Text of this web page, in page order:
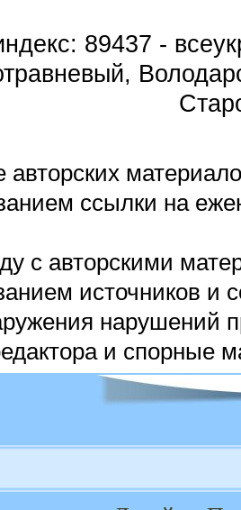
89437 -
авторских
ссылки на
с авторскими
источников и
нарушений
и спорные